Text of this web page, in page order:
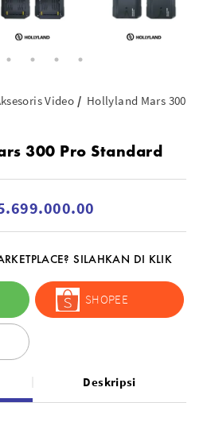
Video Hollyland Mars 300
300 Pro Standard
SILAHKAN DI KLIK
SHOPEE
Deskripsi